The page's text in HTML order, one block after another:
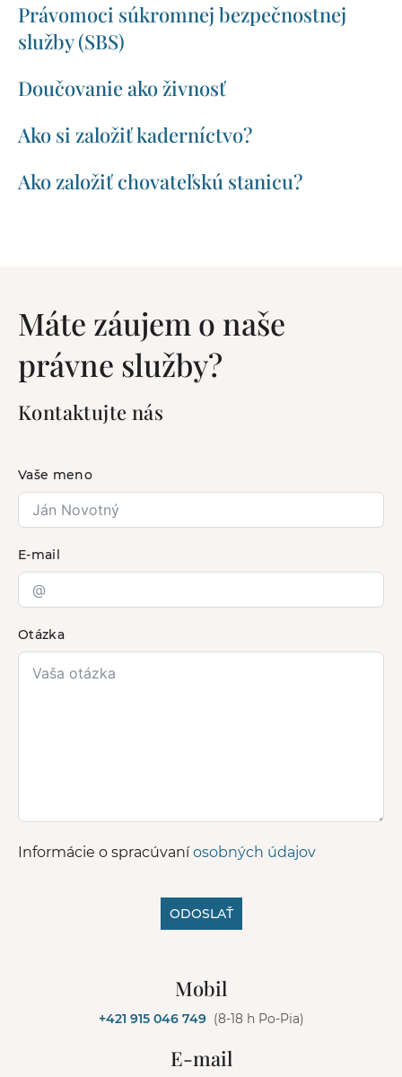
Právomoci súkromnej bezpečnostnej
služby (SBS)
Doučovanie ako živnosť
Ako si založiť kaderníctvo?
Ako založiť chovateľskú stanicu?
Máte záujem o naše
právne služby?
Kontaktujte nás
Vaše meno
E-mail
Otázka
Informácie o spracúvaníosobných údajov
ODOSLAŤ
Mobil
+421 915 046 749 (8-18 h Po-Pia)
E-mail